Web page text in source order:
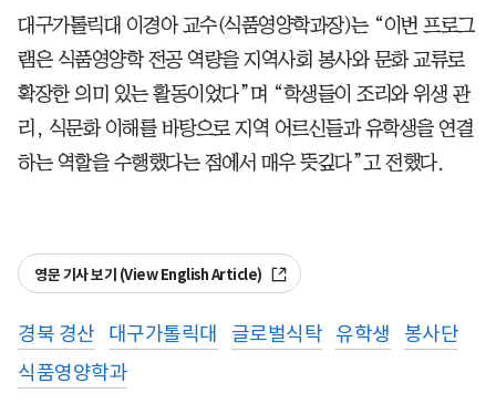
대구가톨릭대 이경아 교수(식품영양학과장)는 “이번 프로그
램은 식품영양학 전공 역량을 지역사회 봉사와 문화 교류로
확장한 의미 있는 활동이었다”며 “학생들이 조리와 위생 관
리, 식문화 이해를 바탕으로 지역 어르신들과 유학생을 연결
하는 역할을 수행했다는 점에서 매우 뜻깊다”고 전했다.
영문 기사 보기 (View English Article)
경북 경산 대구가톨릭대 글로벌식탁 유학생
봉사단
식품영양학과